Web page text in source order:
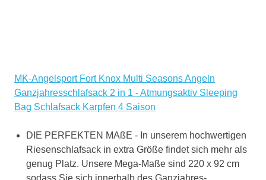
MK-Angelsport Fort Knox Multi Seasons Angeln
Ganzjahresschlafsack 2 in 1 - Atmungsaktiv Sleeping
Bag Schlafsack Karpfen 4 Saison
DIE PERFEKTEN MAßE - In unserem hochwertigen
Riesenschlafsack in extra Größe findet sich mehr als
genug Platz. Unsere Mega-Maße sind 220 x 92 cm